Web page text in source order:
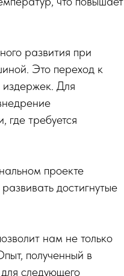
развития при
Это переход к
Для
где требуется
проекте
достигнутые
нам не только
полученный в
следующего